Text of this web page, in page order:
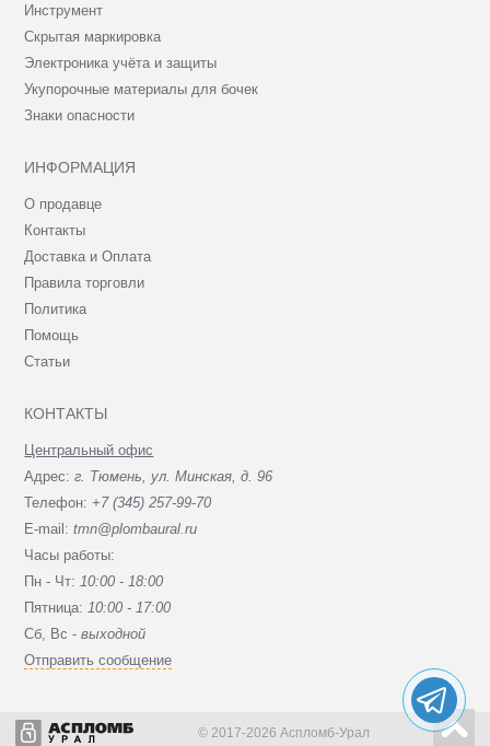
Инструмент
Скрытая маркировка
Электроника учёта и защиты
Укупорочные материалы для бочек
Знаки опасности
ИНФОРМАЦИЯ
О продавце
Контакты
Доставка и Оплата
Правила торговли
Политика
Помощь
Статьи
КОНТАКТЫ
Центральный офис
Адрес:г. Тюмень, ул. Минская, д. 96
Телефон: +7 (345) 257-99-70
E-mail:tmn@plombaural.ru
Часы работы:
Пн - Чт: 10:00 - 18:00
Пятница: 10:00 - 17:00
Сб, Вc -выходной
Отправить сообщение
© 2017-2026 Аспломб-Урал